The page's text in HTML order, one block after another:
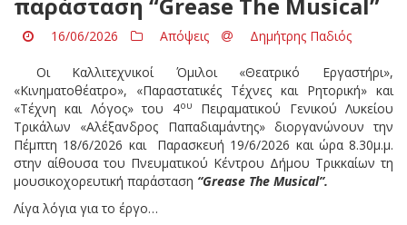
16/06/2026 Απόψεις Δημήτρης Παδιός
Οι Καλλιτεχνικοί Όμιλοι «Θεατρικό Εργαστήρι»,
«Κινηματοθέατρο», «Παραστατικές Τέχνες και Ρητορική» και
«Τέχνη και Λόγος» του 4ου
Πειραματικού Γενικού Λυκείου
Τρικάλων «Αλέξανδρος Παπαδιαμάντης» διοργανώνουν την
Πέμπτη 18/6/2026 και Παρασκευή 19/6/2026 και ώρα 8.30μ.μ.
στην αίθουσα του Πνευματικού Κέντρου Δήμου Τρικκαίων τη
μουσικοχορευτική παράσταση “Grease The Musical”.
Λίγα λόγια για το έργο…